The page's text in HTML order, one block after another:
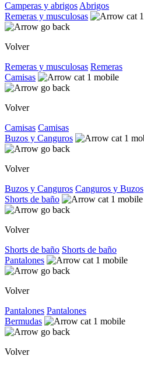
Camperas y abrigos Abrigos
Remeras y musculosas
Volver
Remeras y musculosas Remeras
Camisas
Volver
Camisas Camisas
Buzos y Canguros
Volver
Buzos y Canguros Canguros y Buzos
Shorts de baño
Volver
Shorts de baño Shorts de baño
Pantalones
Volver
Pantalones Pantalones
Bermudas
Volver